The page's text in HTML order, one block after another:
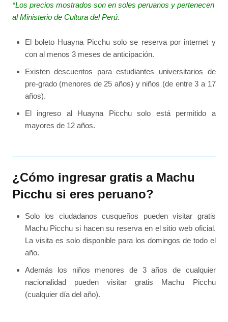
*Los precios mostrados son en soles peruanos y pertenecen
al Ministerio de Cultura del Perú.
El boleto Huayna Picchu solo se reserva por internet y
con al menos 3 meses de anticipación.
Existen descuentos para estudiantes universitarios de
pre-grado (menores de 25 años) y niños (de entre 3 a 17
años).
El ingreso al Huayna Picchu solo está permitido a
mayores de 12 años.
¿Cómo ingresar gratis a Machu
Picchu si eres peruano?
Solo los ciudadanos cusqueños pueden visitar gratis
Machu Picchu si hacen su reserva en el sitio web oficial.
La visita es solo disponible para los domingos de todo el
año.
Además los niños menores de 3 años de cualquier
nacionalidad pueden visitar gratis Machu Picchu
(cualquier día del año).